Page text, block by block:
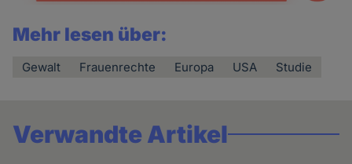
Mehr lesen über:
Gewalt Frauenrechte Europa USA Studie
Verwandte Artikel